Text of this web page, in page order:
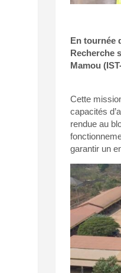
En tournée
Recherche
Mamou
Cette
capacités
rendue au
garantir un